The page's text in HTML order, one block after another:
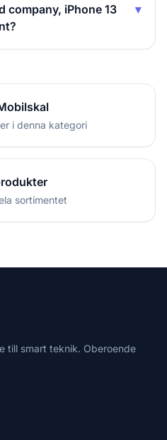
company, iPhone 13
▾
i denna kategori
sortimentet
till smart teknik. Oberoende